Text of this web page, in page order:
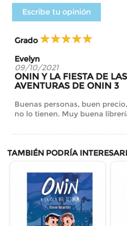
Escribe tu opinión
Grado
Evelyn
09/10/2021
ONIN Y LA FIESTA DE
AVENTURAS DE ONIN 3
Buenas personas, buen
no lo tienen. Muy buena
TAMBIÉN PODRÍA